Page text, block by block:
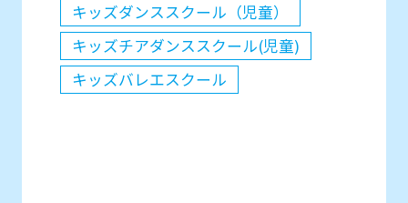
キッズダンススクール（児童）
キッズチアダンススクール(児童)
キッズバレエスクール